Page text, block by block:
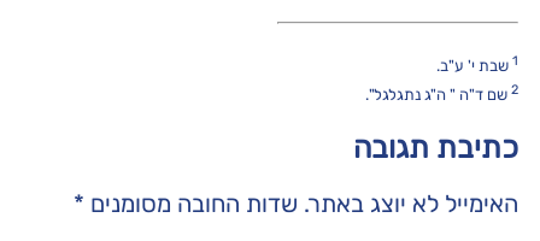
1 שבת י' ע"ב.
2שם ד"ה " ה"ג נתגלגל".
כתיבת תגובה
האימייל לא יוצג באתר. שדות החובה מסומנים *